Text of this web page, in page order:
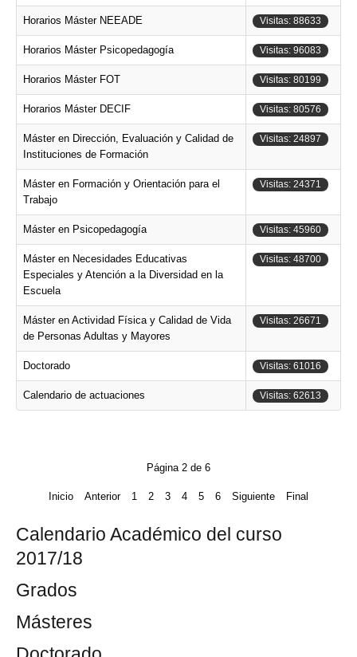
Horarios Máster NEEADE Visitas: 88633
Horarios Máster Psicopedagogía Visitas: 96083
Horarios Máster FOT Visitas: 80199
Horarios Máster DECIF Visitas: 80576
Máster en Dirección, Evaluación y Calidad de
Instituciones de Formación
Visitas: 24897
Máster en Formación y Orientación para el
Trabajo
Visitas: 24371
Máster en Psicopedagogía Visitas: 45960
Máster en Necesidades Educativas
Especiales y Atención a la Diversidad en la
Escuela
Visitas: 48700
Máster en Actividad Física y Calidad de Vida
de Personas Adultas y Mayores
Visitas: 26671
Doctorado Visitas: 61016
Calendario de actuaciones Visitas: 62613
Página 2 de 6
Inicio Anterior 1 2 3 4 5 6 Siguiente Final
Calendario Académico del curso
2017/18
Grados
Másteres